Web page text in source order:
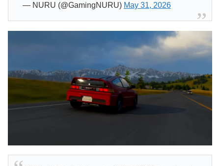
— NURU (@GamingNURU) May 31, 2026